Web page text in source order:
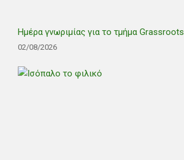
Ημέρα γνωριμίας για το τμήμα Grassroots
02/08/2026